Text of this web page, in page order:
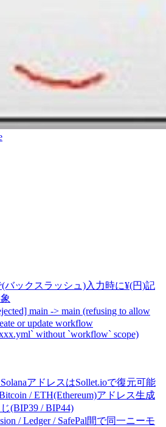
(バックスラッシュ)入力時に¥(円)記
main -> main (refusing to allow
or update workflow
without `workflow` scope)
アドレスはSollet.ioで復元可能
/ ETH(Ethereum)アドレス生成
(BIP39 / BIP44)
/ Ledger / SafePal間で同一ニーモ